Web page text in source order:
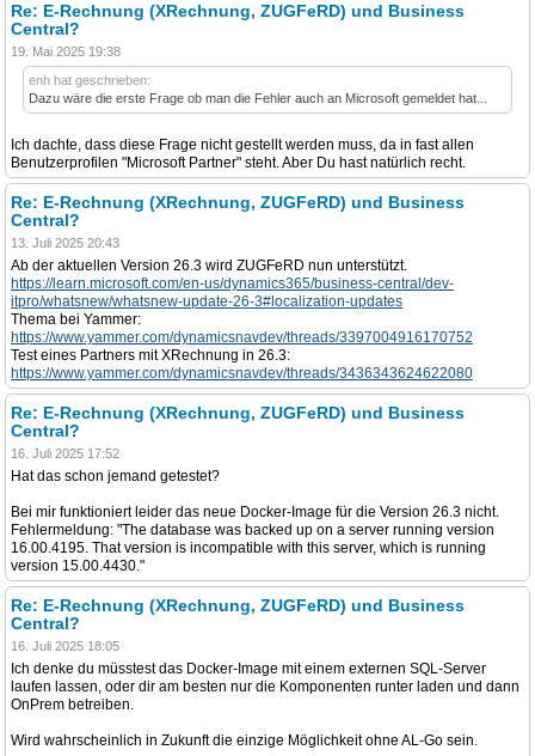
Re: E-Rechnung (XRechnung, ZUGFeRD) und Business
Central?
19. Mai 2025 19:38
enh hat geschrieben:
Dazu wäre die erste Frage ob man die Fehler auch an Microsoft gemeldet hat...
Ich dachte, dass diese Frage nicht gestellt werden muss, da in fast allen
Benutzerprofilen "Microsoft Partner" steht. Aber Du hast natürlich recht.
Re: E-Rechnung (XRechnung, ZUGFeRD) und Business
Central?
13. Juli 2025 20:43
Ab der aktuellen Version 26.3 wird ZUGFeRD nun unterstützt.
https://learn.microsoft.com/en-us/dynamics365/business-central/dev-
itpro/whatsnew/whatsnew-update-26-3#localization-updates
Thema bei Yammer:
https://www.yammer.com/dynamicsnavdev/threads/3397004916170752
Test eines Partners mit XRechnung in 26.3:
https://www.yammer.com/dynamicsnavdev/threads/3436343624622080
Re: E-Rechnung (XRechnung, ZUGFeRD) und Business
Central?
16. Juli 2025 17:52
Hat das schon jemand getestet?
Bei mir funktioniert leider das neue Docker-Image für die Version 26.3 nicht.
Fehlermeldung: "The database was backed up on a server running version
16.00.4195. That version is incompatible with this server, which is running
version 15.00.4430."
Re: E-Rechnung (XRechnung, ZUGFeRD) und Business
Central?
16. Juli 2025 18:05
Ich denke du müsstest das Docker-Image mit einem externen SQL-Server
laufen lassen, oder dir am besten nur die Komponenten runter laden und dann
OnPrem betreiben.
Wird wahrscheinlich in Zukunft die einzige Möglichkeit ohne AL-Go sein.